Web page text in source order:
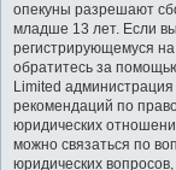
опекуны разрешают
младше 13 лет. Если
регистрирующемуся
обратитесь за
Limited
рекомендаций по
юридических
можно связаться по
юридических